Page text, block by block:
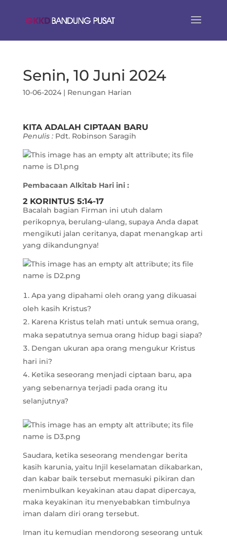
Senin, 10 Juni 2024
10-06-2024| Renungan Harian
KITA ADALAH CIPTAAN BARU
Penulis : Pdt. Robinson Saragih
Pembacaan Alkitab Hari ini :
2 KORINTUS 5:14-17
Bacalah bagian Firman ini utuh dalam
perikopnya, berulang-ulang, supaya Anda dapat
mengikuti jalan ceritanya, dapat menangkap arti
yang dikandungnya!
Apa yang dipahami oleh orang yang dikuasai
oleh kasih Kristus?
Karena Kristus telah mati untuk semua orang,
maka sepatutnya semua orang hidup bagi siapa?
Dengan ukuran apa orang mengukur Kristus
hari ini?
Ketika seseorang menjadi ciptaan baru, apa
yang sebenarnya terjadi pada orang itu
selanjutnya?
Saudara, ketika seseorang mendengar berita
kasih karunia, yaitu Injil keselamatan dikabarkan,
dan kabar baik tersebut memasuki pikiran dan
menimbulkan keyakinan atau dapat dipercaya,
maka keyakinan itu menyebabkan timbulnya
iman dalam diri orang tersebut.
Iman itu kemudian mendorong seseorang untuk